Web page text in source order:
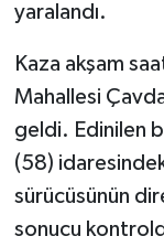
yaralandı.
Kaza akşam
Mahallesi
geldi. Edinilen
(58)
sürücüsünün
sonucu